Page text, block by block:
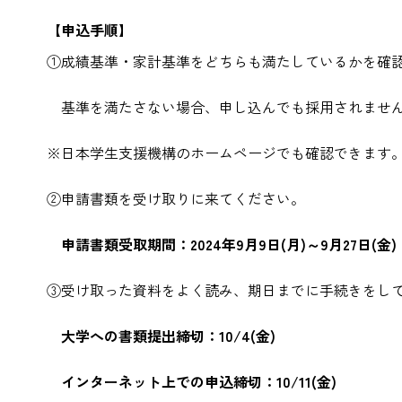
【申込手順】
①成績基準・家計基準をどちらも満たしているかを確
基準を満たさない場合、申し込んでも採用されません
※日本学生支援機構のホームページでも確認できます。
②申請書類を受け取りに来てください。
申請書類受取期間：2024年9月9日(月)～9月27日(金)
③受け取った資料をよく読み、期日までに手続きをし
大学への書類提出締切： 10/4(金)
インターネット上での申込締切： 10/11(金)